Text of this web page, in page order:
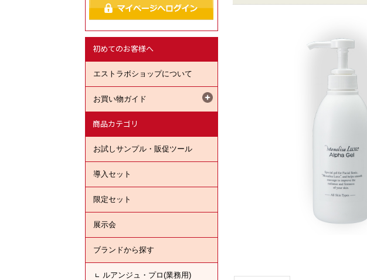
初めてのお客様へ
エストラボショップについて
お買い物ガイド
商品カテゴリ
お試しサンプル・販促ツール
導入セット
限定セット
展示会
ブランドから探す
ルアンジュ・プロ(業務用)